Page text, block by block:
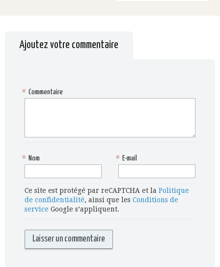
Ajoutez votre commentaire
Commentaire
*
Nom
* E-mail
*
Ce site est protégé par reCAPTCHA et la Politique
de confidentialité, ainsi que les Conditions de
service Google s’appliquent.